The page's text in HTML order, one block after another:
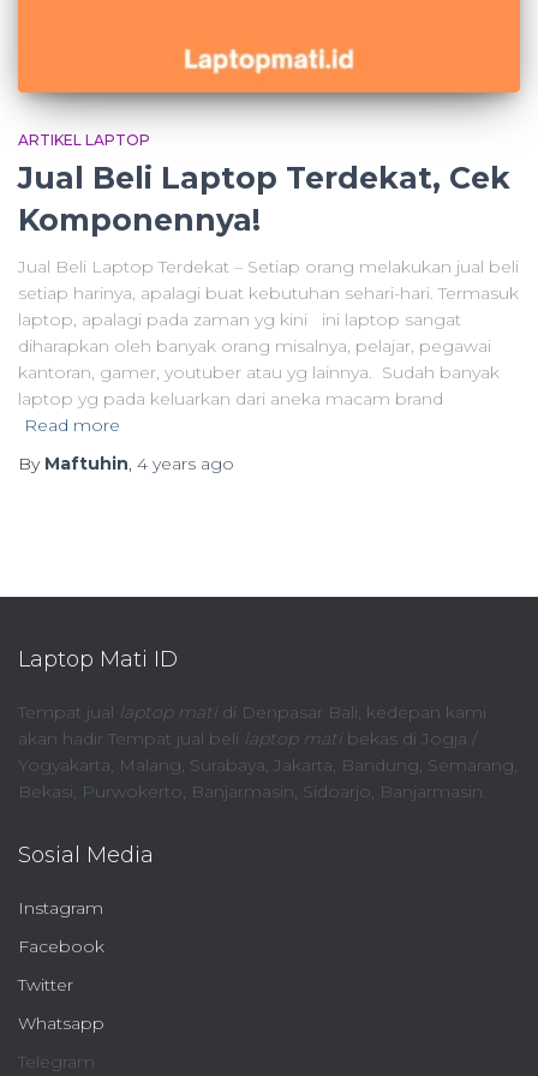
ARTIKEL LAPTOP
Jual Beli Laptop Terdekat, Cek
Komponennya!
Jual Beli Laptop Terdekat – Setiap orang melakukan jual beli
setiap harinya, apalagi buat kebutuhan sehari-hari. Termasuk
laptop, apalagi pada zaman yg kini ini laptop sangat
diharapkan oleh banyak orang misalnya, pelajar, pegawai
kantoran, gamer, youtuber atau yg lainnya. Sudah banyak
laptop yg pada keluarkan dari aneka macam brand
Read more
By Maftuhin, 4 years ago
Laptop Mati ID
Tempat jual laptop matidi Denpasar Bali, kedepan kami
akan hadir Tempat jual beli laptop matibekas di Jogja /
Yogyakarta, Malang, Surabaya, Jakarta, Bandung, Semarang,
Bekasi, Purwokerto, Banjarmasin, Sidoarjo, Banjarmasin.
Sosial Media
Instagram
Facebook
Twitter
Whatsapp
Telegram